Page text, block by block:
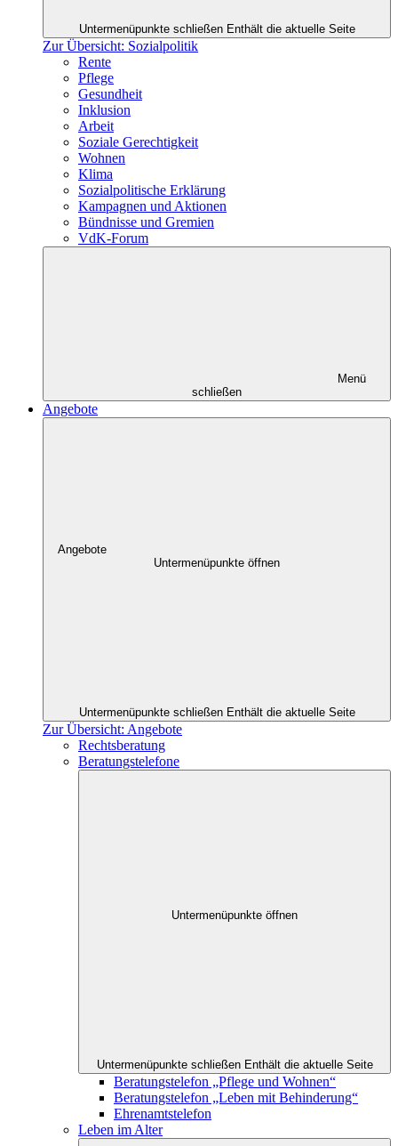
Untermenüpunkte schließen Enthält die aktuelle Seite
Zur Übersicht: Sozialpolitik
Rente
Pflege
Gesundheit
Inklusion
Arbeit
Soziale Gerechtigkeit
Wohnen
Klima
Sozialpolitische Erklärung
Kampagnen und Aktionen
Bündnisse und Gremien
VdK-Forum
Menü
schließen
Angebote
Angebote
Untermenüpunkte öffnen
Untermenüpunkte schließen Enthält die aktuelle Seite
Zur Übersicht: Angebote
Rechtsberatung
Beratungstelefone
Untermenüpunkte öffnen
Untermenüpunkte schließen Enthält die aktuelle Seite
Beratungstelefon „Pflege und Wohnen“
Beratungstelefon „Leben mit Behinderung“
Ehrenamtstelefon
Leben im Alter